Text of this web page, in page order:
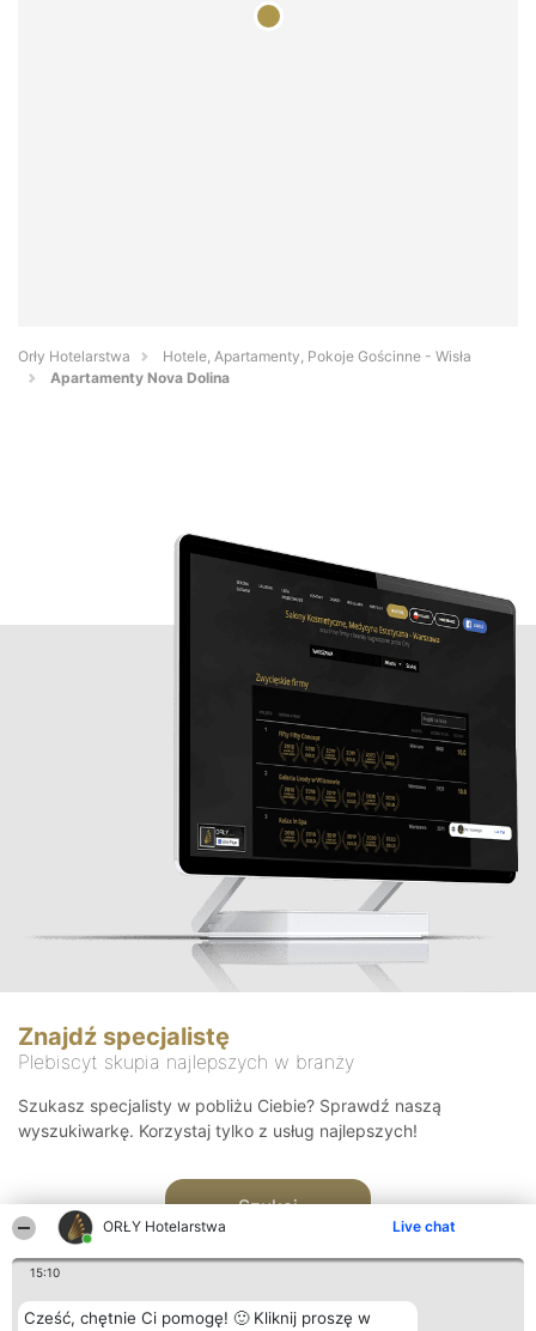
ORŁY Hotelarstwa Live chat
15:10
Cześć, chętnie Ci pomogę! 🙂 Kliknij proszę w
Orły Hotelarstwa
Hotele, Apartamenty, Pokoje Gościnne - Wisła
Apartamenty Nova Dolina
Znajdź specjalistę
Plebiscyt skupia najlepszych w branży
Szukasz specjalisty w pobliżu Ciebie? Sprawdź naszą
wyszukiwarkę. Korzystaj tylko z usług najlepszych!
Szukaj